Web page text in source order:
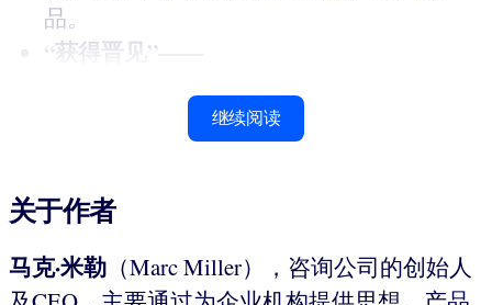
品。
“获得晋见”——
继续阅读
关于作者
马克·米勒 （Marc Miller），咨询公司的创始人